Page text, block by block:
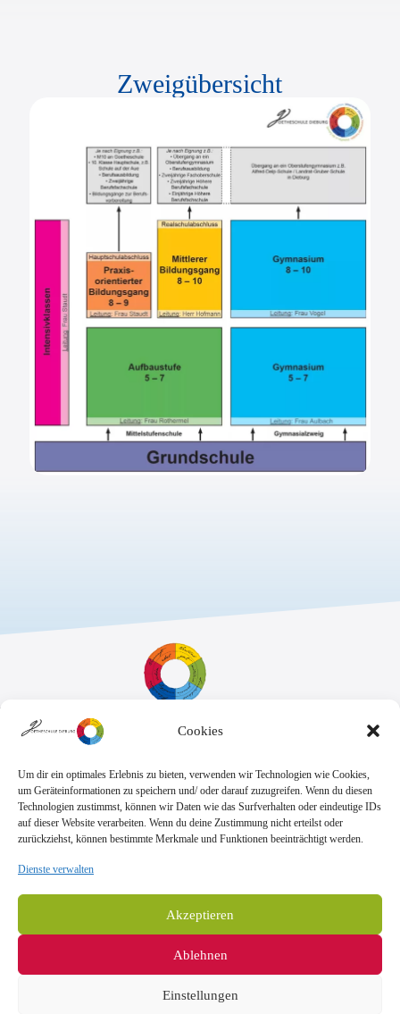
Cookies
Um dir ein optimales Erlebnis zu bieten, verwenden wir Technologien wie Cookies,
um Geräteinformationen zu speichern und/ oder darauf zuzugreifen. Wenn du diesen
Technologien zustimmst, können wir Daten wie das Surfverhalten oder eindeutige IDs
auf dieser Website verarbeiten. Wenn du deine Zustimmung nicht erteilst oder
zurückziehst, können bestimmte Merkmale und Funktionen beeinträchtigt werden.
Dienste verwalten
Akzeptieren
Ablehnen
Einstellungen
Zweigübersicht
Sekretariat:
Freitag: 7.45 Uhr bis 13.00 Uhr
E-Mail:
sekretariat@goethe.schule
Telefon
+49 6071 9888 0
Fax
+49 6071 9888 50
Anschrift
Goetheschule Dieburg
Kooperative Gesamtschule des Landkreises
Goethestraße 10-14, 64807 Dieburg